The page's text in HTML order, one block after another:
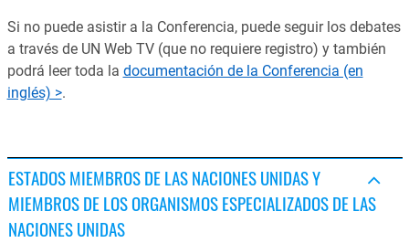
Si no puede asistir a la Conferencia, puede seguir los debates
a través de UN Web TV (que no requiere registro) y también
podrá leer toda la documentación de la Conferencia (en
inglés) >.
ESTADOS MIEMBROS DE LAS NACIONES UNIDAS Y
MIEMBROS DE LOS ORGANISMOS ESPECIALIZADOS DE LAS
NACIONES UNIDAS